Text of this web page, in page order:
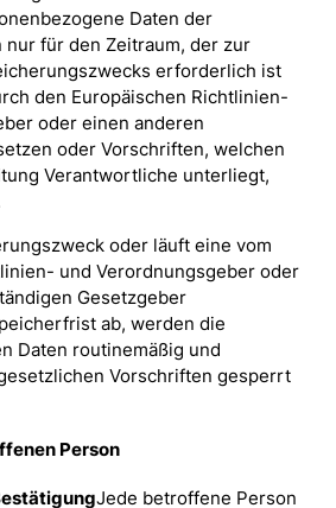
Daten der
für den Zeitraum, der zur
erforderlich ist
den Europäischen Richtlinien-
oder einen anderen
oder Vorschriften, welchen
Verantwortliche unterliegt,
oder läuft eine vom
und Verordnungsgeber oder
Gesetzgeber
ab, werden die
Daten routinemäßig und
Vorschriften gesperrt
Person
Jede betroffene Person